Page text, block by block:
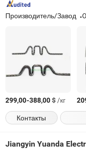
Производитель/Завод
299,00-388,00$/кг
Контакты
Jiangyin Yuanda